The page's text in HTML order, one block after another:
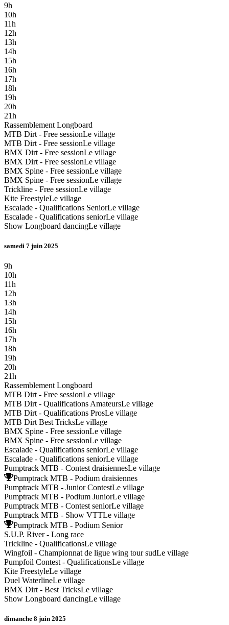
9h
10h
11h
12h
13h
14h
15h
16h
17h
18h
19h
20h
21h
Rassemblement Longboard
MTB Dirt - Free sessionLe village
MTB Dirt - Free sessionLe village
BMX Dirt - Free sessionLe village
BMX Dirt - Free sessionLe village
BMX Spine - Free sessionLe village
BMX Spine - Free sessionLe village
Trickline - Free sessionLe village
Kite FreestyleLe village
Escalade - Qualifications SeniorLe village
Escalade - Qualifications seniorLe village
Show Longboard dancingLe village
samedi 7 juin 2025
9h
10h
11h
12h
13h
14h
15h
16h
17h
18h
19h
20h
21h
Rassemblement Longboard
MTB Dirt - Free sessionLe village
MTB Dirt - Qualifications AmateursLe village
MTB Dirt - Qualifications ProsLe village
MTB Dirt Best TricksLe village
BMX Spine - Free sessionLe village
BMX Spine - Free sessionLe village
Escalade - Qualifications seniorLe village
Escalade - Qualifications seniorLe village
Pumptrack MTB - Contest draisiennesLe village
Pumptrack MTB - Podium draisiennes
Pumptrack MTB - Junior ContestLe village
Pumptrack MTB - Podium JuniorLe village
Pumptrack MTB - Contest seniorLe village
Pumptrack MTB - Show VTTLe village
Pumptrack MTB - Podium Senior
S.U.P. River - Long race
Trickline - QualificationsLe village
Wingfoil - Championnat de ligue wing tour sudLe village
Pumpfoil Contest - QualificationsLe village
Kite FreestyleLe village
Duel WaterlineLe village
BMX Dirt - Best TricksLe village
Show Longboard dancingLe village
dimanche 8 juin 2025